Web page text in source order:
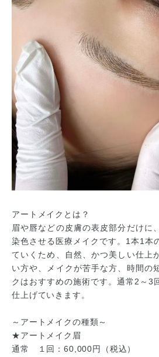
アートメイクとは？
眉や唇などの皮膚の表皮部分だけに
染色させる医療メイクです。1本1本
ていくため、自然、かつ美しい仕上
い方や、メイクが苦手な方、時間の
クはおすすめの施術です。通常2～3
仕上げていきます。
～アートメイクの種類～
★アートメイク眉
通常 １回：60,000円（税込）